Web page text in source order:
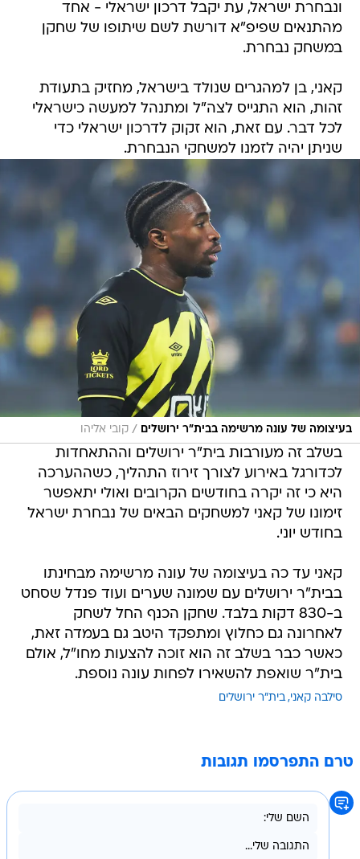
ונבחרת ישראל, עת יקבל דרכון ישראלי - אחד
מהתנאים שפיפ"א דורשת לשם שיתופו של שחקן
במשחק נבחרת.
קאני, בן למהגרים שנולד בישראל, מחזיק בתעודת
זהות, הוא התגייס לצה"ל ומתנהל למעשה כישראלי
לכל דבר. עם זאת, הוא זקוק לדרכון ישראלי כדי
שניתן יהיה לזמנו למשחקי הנבחרת.
בעיצומה של עונה מרשימה בבית"ר ירושלים / קובי אליהו
בשלב זה מעורבות בית"ר ירושלים וההתאחדות
לכדורגל באירוע לצורך זירוז התהליך, כשההערכה
היא כי זה יקרה בחודשים הקרובים ואולי יתאפשר
זימונו של קאני למשחקים הבאים של נבחרת ישראל
בחודש יוני.
קאני עד כה בעיצומה של עונה מרשימה מבחינתו
בבית"ר ירושלים עם שמונה שערים ועוד פנדל שסחט
ב-830 דקות בלבד. שחקן הכנף החל לשחק
לאחרונה גם כחלוץ ומתפקד היטב גם בעמדה זאת,
כאשר כבר בשלב זה הוא זוכה להצעות מחו"ל, אולם
בית"ר שואפת להשאירו לפחות עונה נוספת.
סילבה קאני בית"ר ירושלים
טרם התפרסמו תגובות